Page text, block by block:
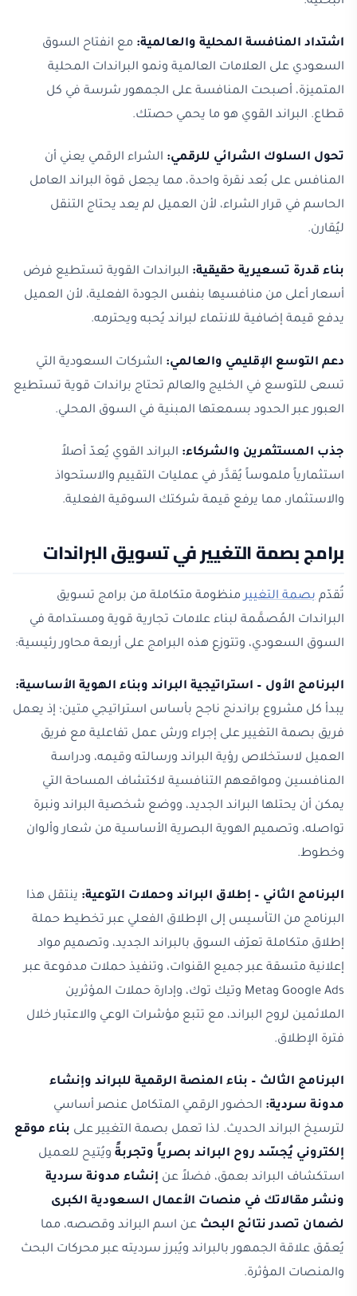
اشتداد المنافسة المحلية والعالمية: مع انفتاح السوق
السعودي على العلامات العالمية ونمو البراندات المحلية
المتميزة، أصبحت المنافسة على الجمهور شرسة في كل
قطاع. البراند القوي هو ما يحمي حصتك.
تحول السلوك الشرائي للرقمي: الشراء الرقمي يعني أن
المنافس على بُعد نقرة واحدة، مما يجعل قوة البراند العامل
الحاسم في قرار الشراء، لأن العميل لم يعد يحتاج التنقل
ليُقارن.
بناء قدرة تسعيرية حقيقية: البراندات القوية تستطيع فرض
أسعار أعلى من منافسيها بنفس الجودة الفعلية، لأن العميل
يدفع قيمة إضافية للانتماء لبراند يُحبه ويحترمه.
دعم التوسع الإقليمي والعالمي: الشركات السعودية التي
تسعى للتوسع في الخليج والعالم تحتاج براندات قوية تستطيع
العبور عبر الحدود بسمعتها المبنية في السوق المحلي.
جذب المستثمرين والشركاء: البراند القوي يُعدّ أصلاً
استثمارياً ملموساً يُقدَّر في عمليات التقييم والاستحواذ
والاستثمار، مما يرفع قيمة شركتك السوقية الفعلية.
برامج بصمة التغيير في تسويق البراندات
تُقدّم بصمة التغيير منظومة متكاملة من برامج تسويق
البراندات المُصمَّمة لبناء علامات تجارية قوية ومستدامة في
السوق السعودي، وتتوزع هذه البرامج على أربعة محاور رئيسية:
البرنامج الأول – استراتيجية البراند وبناء الهوية الأساسية:
يبدأ كل مشروع براندنج ناجح بأساس استراتيجي متين؛ إذ يعمل
فريق بصمة التغيير على إجراء ورش عمل تفاعلية مع فريق
العميل لاستخلاص رؤية البراند ورسالته وقيمه، ودراسة
المنافسين ومواقعهم التنافسية لاكتشاف المساحة التي
يمكن أن يحتلها البراند الجديد، ووضع شخصية البراند ونبرة
تواصله، وتصميم الهوية البصرية الأساسية من شعار وألوان
وخطوط.
البرنامج الثاني – إطلاق البراند وحملات التوعية: ينتقل هذا
البرنامج من التأسيس إلى الإطلاق الفعلي عبر تخطيط حملة
إطلاق متكاملة تعرّف السوق بالبراند الجديد، وتصميم مواد
إعلانية متسقة عبر جميع القنوات، وتنفيذ حملات مدفوعة عبر
Google Ads وMeta وتيك توك، وإدارة حملات المؤثرين
الملائمين لروح البراند، مع تتبع مؤشرات الوعي والاعتبار خلال
فترة الإطلاق.
البرنامج الثالث – بناء المنصة الرقمية للبراند وإنشاء
مدونة سردية: الحضور الرقمي المتكامل عنصر أساسي
لترسيخ البراند الحديث. لذا تعمل بصمة التغيير على بناء موقع
إلكتروني يُجسّد روح البراند بصرياً وتجربةً ويُتيح للعميل
استكشاف البراند بعمق، فضلاً عن إنشاء مدونة سردية
ونشر مقالاتك في منصات الأعمال السعودية الكبرى
لضمان تصدر نتائج البحث عن اسم البراند وقصصه، مما
يُعمّق علاقة الجمهور بالبراند ويُبرز سرديته عبر محركات البحث
والمنصات المؤثرة.